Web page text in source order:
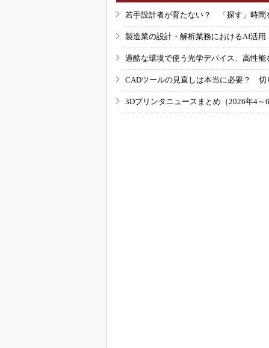
若手設計者が育たない？ 「探す」時間
製造業の設計・解析業務におけるAI活
過酷な環境で使う光学デバイス、高性能
CADツールの見直しは本当に必要？ 切
3Dプリンタニュースまとめ（2026年4～6